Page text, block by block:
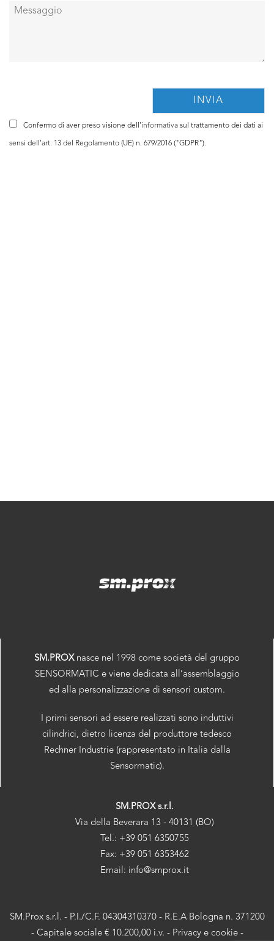
Confermo di aver preso visione dell'informativa sul trattamento dei dati ai
sensi dell’art. 13 del Regolamento (UE) n. 679/2016 ("GDPR").
SM.PROXnasce nel 1998 come società del gruppo
SENSORMATIC e viene dedicata all’assemblaggio
ed alla personalizzazione di sensori custom.
I primi sensori ad essere realizzati sono induttivi
cilindrici, dietro licenza del produttore tedesco
Rechner Industrie (rappresentato in Italia dalla
Sensormatic).
SM.PROX s.r.l.
Via della Beverara 13 - 40131 (BO)
Tel.: +39 051 6350755
Fax: +39 051 6353462
Email: info@smprox.it
SM.Prox s.r.l. - P.I./C.F. 04304310370 - R.E.A Bologna n. 371200
- Capitale sociale € 10.200,00 i.v. - Privacy e cookie-